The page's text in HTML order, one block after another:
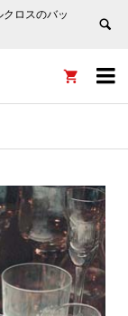
ロスのバッ

